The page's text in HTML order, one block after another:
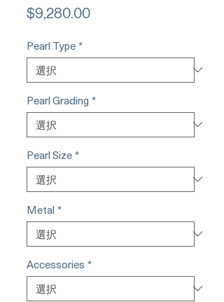
$9,280.00価
Pearl Type*
Pearl Grading *
Pearl Size*
Metal *
Accessories *